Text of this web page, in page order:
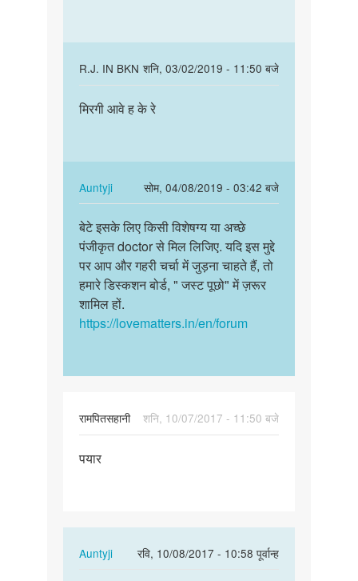
R.J. IN BKN शनि, 03/02/2019 - 11:50 बजे
In
reply
to
koi
formula…
by
Auntyji
मिरगी
के
रे
मिरगी आवे ह के रे
Auntyji
सोम, 04/08/2019 - 03:42 बजे
In
reply
to
मिरगी
आवे
ह
के
रे
IN
बेटे
इसके
लिए
किसी
विशेषग्य…
बेटे इसके लिए किसी विशेषग्य या अच्छे
पंजीकृत doctor से मिल लिजिए. यदि इस मुद्दे
पर आप और गहरी चर्चा में जुड़ना चाहते हैं, तो
हमारे डिस्कशन बोर्ड, " जस्ट पूछो" में ज़रूर
शामिल हों.
https://lovematters.in/en/forum
रामपितसहानी
शनि, 10/07/2017 - 11:50 बजे
पयार
पयार
Auntyji
रवि, 10/08/2017 - 10:58 पूर्वान्ह
In